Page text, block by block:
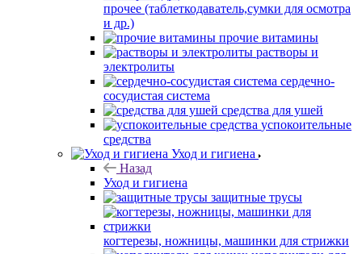
прочее (таблеткодаватель,сумки для осмотра
и др.)
прочие витамины
растворы и
электролиты
сердечно-
сосудистая система
средства для ушей
успокоительные
средства
Уход и гигиена
Назад
Уход и гигиена
защитные трусы
когтерезы, ножницы, машинки для стрижки